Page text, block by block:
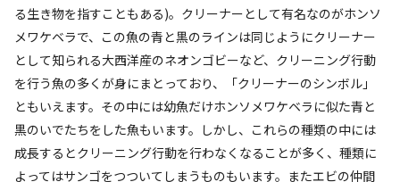
る生き物を指すこともある)。クリーナーとして有名なのがホンソ
メワケベラで、この魚の青と黒のラインは同じようにクリーナー
として知られる大西洋産のネオンゴビーなど、クリーニング行動
を行う魚の多くが身にまとっており、「クリーナーのシンボル」
ともいえます。その中には幼魚だけホンソメワケベラに似た青と
黒のいでたちをした魚もいます。しかし、これらの種類の中には
成長するとクリーニング行動を行わなくなることが多く、種類に
よってはサンゴをつついてしまうものもいます。またエビの仲間